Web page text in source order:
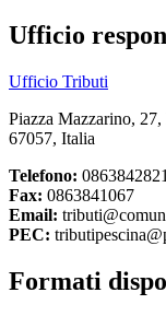
Ufficio
Ufficio Tributi
Piazza Mazzarino,
67057, Italia
Telefono: 0863842821
Fax: 0863841067
Email:
PEC:
Formati